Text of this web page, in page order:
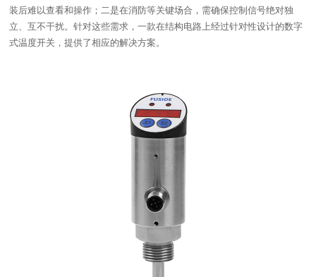
装后难以查看和操作；二是在消防等关键场合，需确保控制信号绝对独
立、互不干扰。针对这些需求，一款在结构电路上经过针对性设计的数字
式温度开关，提供了相应的解决方案。